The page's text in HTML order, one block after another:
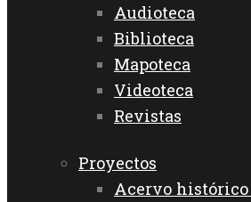
Audioteca
Biblioteca
Mapoteca
Videoteca
Revistas
Proyectos
Acervo histórico